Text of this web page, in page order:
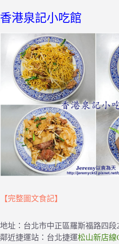
香港泉記小吃館
【完整圖文食記】
地址：台北市中正區羅斯福路四段
鄰近捷運站：台北捷運松山新店線